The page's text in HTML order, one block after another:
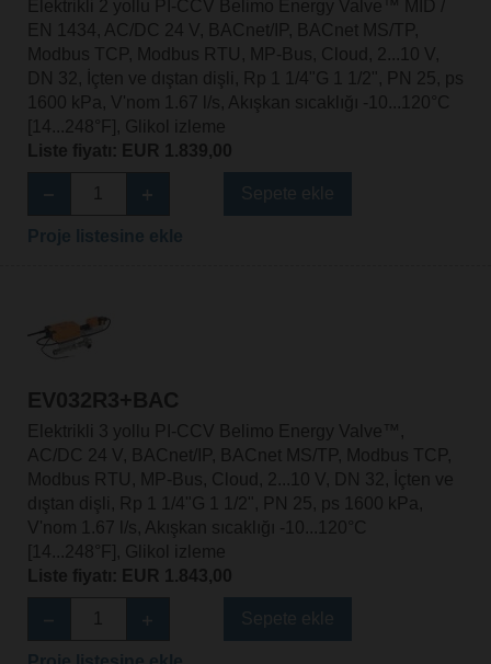
Elektrikli 2 yollu PI-CCV Belimo Energy Valve™ MID /
EN 1434, AC/DC 24 V, BACnet/IP, BACnet MS/TP,
Modbus TCP, Modbus RTU, MP-Bus, Cloud, 2...10 V,
DN 32, İçten ve dıştan dişli, Rp 1 1/4"G 1 1/2", PN 25, ps
1600 kPa, V'nom 1.67 l/s, Akışkan sıcaklığı -10...120°C
[14...248°F], Glikol izleme
Liste fiyatı: EUR 1.839,00
EV032R3+BAC
Elektrikli 3 yollu PI-CCV Belimo Energy Valve™,
AC/DC 24 V, BACnet/IP, BACnet MS/TP, Modbus TCP,
Modbus RTU, MP-Bus, Cloud, 2...10 V, DN 32, İçten ve
dıştan dişli, Rp 1 1/4"G 1 1/2", PN 25, ps 1600 kPa,
V'nom 1.67 l/s, Akışkan sıcaklığı -10...120°C
[14...248°F], Glikol izleme
Liste fiyatı: EUR 1.843,00